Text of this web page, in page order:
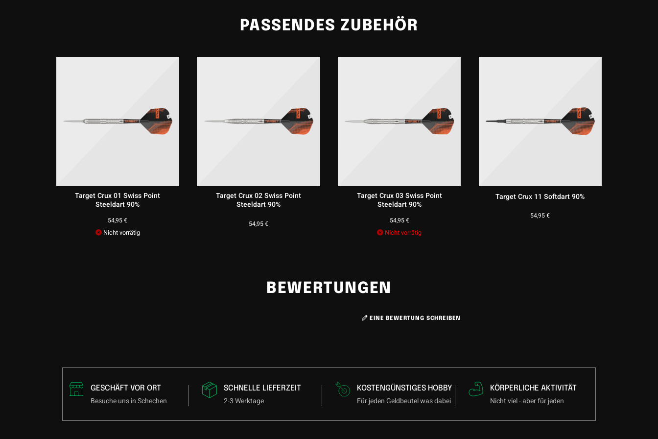
Target Crux 90 % Softdartsvereinen modernes Design, innovative Technik und
PASSENDES ZUBEHÖR
Target Crux 01 Swiss Point
Steeldart 90%
54,95€
Nicht vorrätig
Target Crux 02 Swiss Point
Steeldart 90%
54,95€
Target Crux 03 Swiss Point
Steeldart 90%
54,95€
Nicht vorrätig
Target Crux 11 Softdart 90%
54,95€
BEWERTUNGEN
EINE BEWERTUNG SCHREIBEN
GESCHÄFT VOR ORT
Besuche uns in Schechen
SCHNELLE LIEFERZEIT
2-3 Werktage
KOSTENGÜNSTIGES HOBBY
Für jeden Geldbeutel was dabei
KÖRPERLICHE AKTIVITÄT
Nicht viel - aber für jeden